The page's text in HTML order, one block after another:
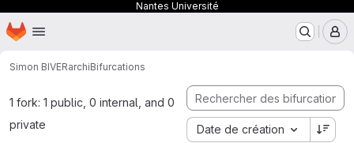
Nantes Université
Passer au contenu principal
Page d'accueil
Simon BIVERarchiBifurcations
1 fork: 1 public, 0 internal, and 0
private
Date de création